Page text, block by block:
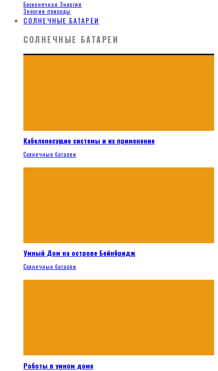
Бесконечная Энергия
Энергия природы
СОЛНЕЧНЫЕ БАТАРЕИ
СОЛНЕЧНЫЕ БАТАРЕИ
Кабеленесущие системы и их применение
Солнечные батареи
Умный Дом на острове Бейнбридж
Солнечные батареи
Роботы в умном доме